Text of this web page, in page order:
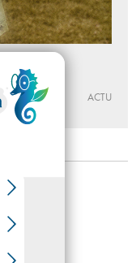
ACTU